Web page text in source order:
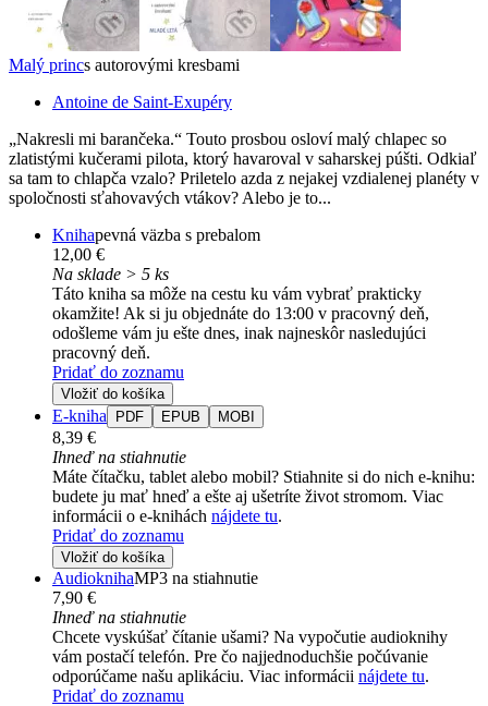
Malý princs autorovými kresbami
Antoine de Saint-Exupéry
„Nakresli mi barančeka.“ Touto prosbou osloví malý chlapec so
zlatistými kučerami pilota, ktorý havaroval v saharskej púšti. Odkiaľ
sa tam to chlapča vzalo? Priletelo azda z nejakej vzdialenej planéty v
spoločnosti sťahovavých vtákov? Alebo je to...
Knihapevná väzba s prebalom
12,00 €
Na sklade > 5 ks
Táto kniha sa môže na cestu ku vám vybrať prakticky
okamžite! Ak si ju objednáte do 13:00 v pracovný deň,
odošleme vám ju ešte dnes, inak najneskôr nasledujúci
pracovný deň.
Pridať do zoznamu
Vložiť do košíka
E-kniha PDF EPUB MOBI
8,39 €
Ihneď na stiahnutie
Máte čítačku, tablet alebo mobil? Stiahnite si do nich e-knihu:
budete ju mať hneď a ešte aj ušetríte život stromom. Viac
informácii o e-knihách nájdete tu.
Pridať do zoznamu
Vložiť do košíka
AudioknihaMP3 na stiahnutie
7,90 €
Ihneď na stiahnutie
Chcete vyskúšať čítanie ušami? Na vypočutie audioknihy
vám postačí telefón. Pre čo najjednoduchšie počúvanie
odporúčame našu aplikáciu. Viac informácii nájdete tu.
Pridať do zoznamu